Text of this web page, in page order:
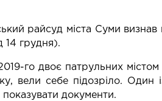
райсуд міста Суми
14 грудня).
го двоє патрульних
вели себе підозріло. Один
показувати документи.